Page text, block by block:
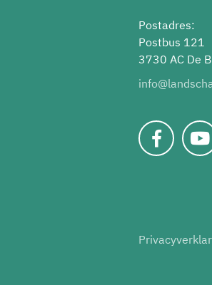
Postadres:
Postbus 121
3730 AC De